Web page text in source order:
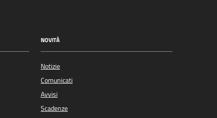
NOVITÀ
Notizie
Comunicati
Avvisi
Scadenze